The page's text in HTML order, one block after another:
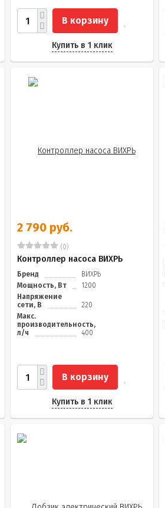
В корзину
Купить в 1 клик
2 790 руб.
(0)
Контроллер насоса ВИХРЬ
Бренд
ВИХРЬ
Мощность, Вт
1200
Напряжение
сети, В
220
Макс.
производительность,
л/ч
400
В корзину
Купить в 1 клик